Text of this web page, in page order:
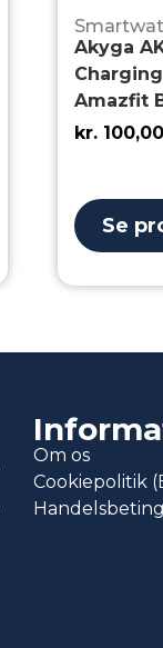
Akyga
Amazfit
kr. 100,00
Se
Om os
Cookiepolitik